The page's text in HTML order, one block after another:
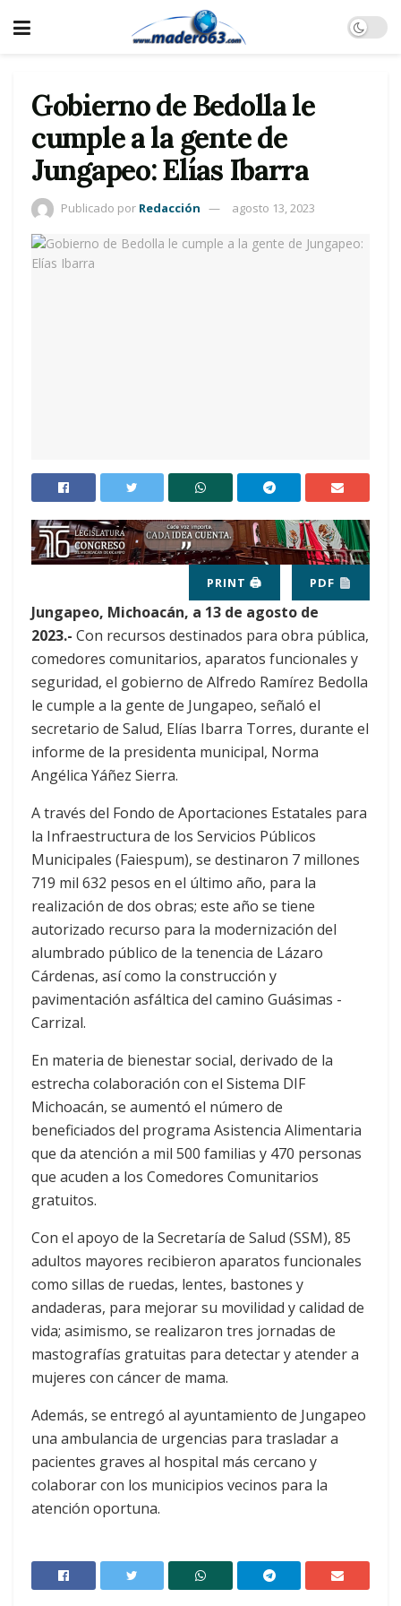
Gobierno de Bedolla le
cumple a la gente de
Jungapeo: Elías Ibarra
Publicado por Redacción agosto 13, 2023
PRINT 🖨 PDF
Jungapeo, Michoacán, a 13 de agosto de
2023.- Con recursos destinados para obra pública,
comedores comunitarios, aparatos funcionales y
seguridad, el gobierno de Alfredo Ramírez Bedolla
le cumple a la gente de Jungapeo, señaló el
secretario de Salud, Elías Ibarra Torres, durante el
informe de la presidenta municipal, Norma
Angélica Yáñez Sierra.
A través del Fondo de Aportaciones Estatales para
la Infraestructura de los Servicios Públicos
Municipales (Faiespum), se destinaron 7 millones
719 mil 632 pesos en el último año, para la
realización de dos obras; este año se tiene
autorizado recurso para la modernización del
alumbrado público de la tenencia de Lázaro
Cárdenas, así como la construcción y
pavimentación asfáltica del camino Guásimas -
Carrizal.
En materia de bienestar social, derivado de la
estrecha colaboración con el Sistema DIF
Michoacán, se aumentó el número de
beneficiados del programa Asistencia Alimentaria
que da atención a mil 500 familias y 470 personas
que acuden a los Comedores Comunitarios
gratuitos.
Con el apoyo de la Secretaría de Salud (SSM), 85
adultos mayores recibieron aparatos funcionales
como sillas de ruedas, lentes, bastones y
andaderas, para mejorar su movilidad y calidad de
vida; asimismo, se realizaron tres jornadas de
mastografías gratuitas para detectar y atender a
mujeres con cáncer de mama.
Además, se entregó al ayuntamiento de Jungapeo
una ambulancia de urgencias para trasladar a
pacientes graves al hospital más cercano y
colaborar con los municipios vecinos para la
atención oportuna.